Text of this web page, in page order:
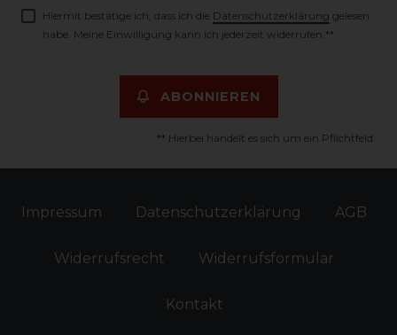
Hiermit bestätige ich, dass ich die Daten­schutz­erklärung gelesen
habe. Meine Einwilligung kann ich jederzeit widerrufen.**
ABONNIEREN
** Hierbei handelt es sich um ein Pflichtfeld.
Impressum Daten­schutz­erklärung AGB
Widerrufs­recht Widerrufs­formular
Kontakt